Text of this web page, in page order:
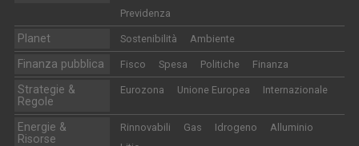
Previdenza
Planet Sostenibilità Ambiente
Finanza pubblica Fisco Spesa Politiche Finanza
Strategie &
Regole
Eurozona Unione Europea Internazionale
Energie &
Risorse
Rinnovabili Gas Idrogeno
Alluminio